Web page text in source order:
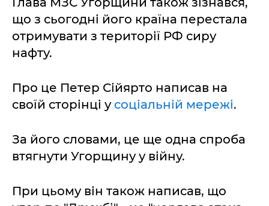
що з сьогодні його країна перестала
отримувати з території РФ сиру
нафту.
Про це Петер Сійярто написав на
своїй сторінці у соціальній мережі.
За його словами, це ще одна спроба
втягнути Угорщину у війну.
При цьому він також написав, що